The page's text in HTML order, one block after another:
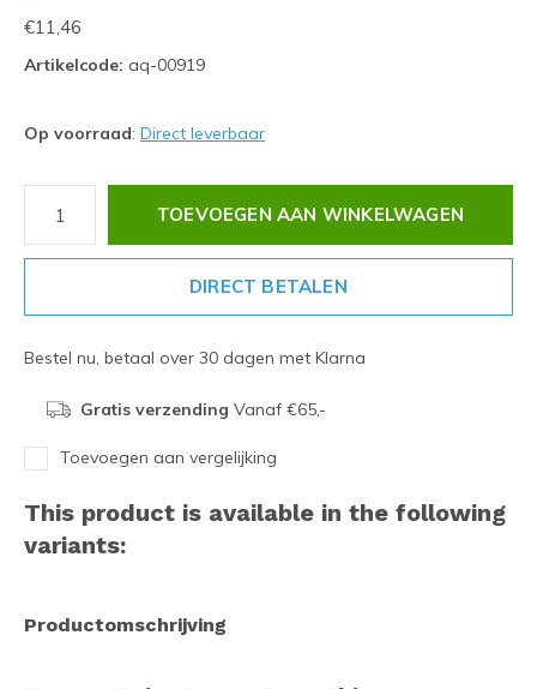
€11,46
Artikelcode: aq-00919
Op voorraad: Direct leverbaar
TOEVOEGEN AAN WINKELWAGEN
DIRECT BETALEN
Bestel nu, betaal over 30 dagen met Klarna
Gratis verzending Vanaf €65,-
Toevoegen aan vergelijking
This product is available in the following
variants:
Productomschrijving